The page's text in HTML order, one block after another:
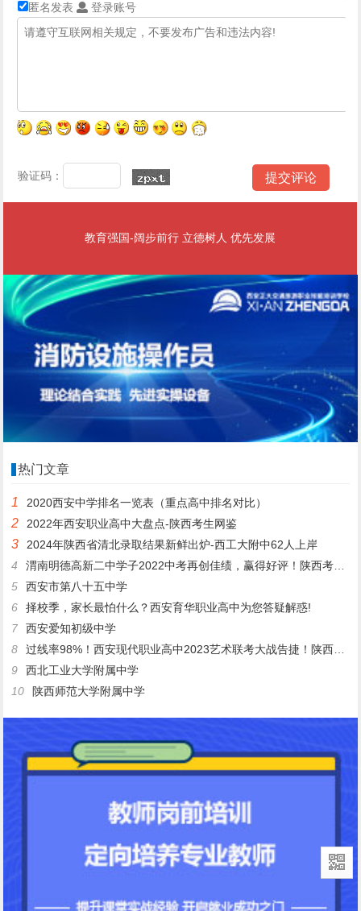
匿名发表 登录账号
验证码：
教育强国-阔步前行 立德树人 优先发展
热门文章
1 2020西安中学排名一览表（重点高中排名对比）
2 2022年西安职业高中大盘点-陕西考生网鉴
3
2024年陕西省清北录取结果新鲜出炉-西工大附中62人上岸
4
渭南明德高新二中学子2022中考再创佳绩，赢得好评！陕西考生网鉴
5
西安市第八十五中学
6
择校季，家长最怕什么？西安育华职业高中为您答疑解惑!
7
西安爱知初级中学
8
过线率98%！西安现代职业高中2023艺术联考大战告捷！陕西考生网赞发
9
西北工业大学附属中学
10
陕西师范大学附属中学